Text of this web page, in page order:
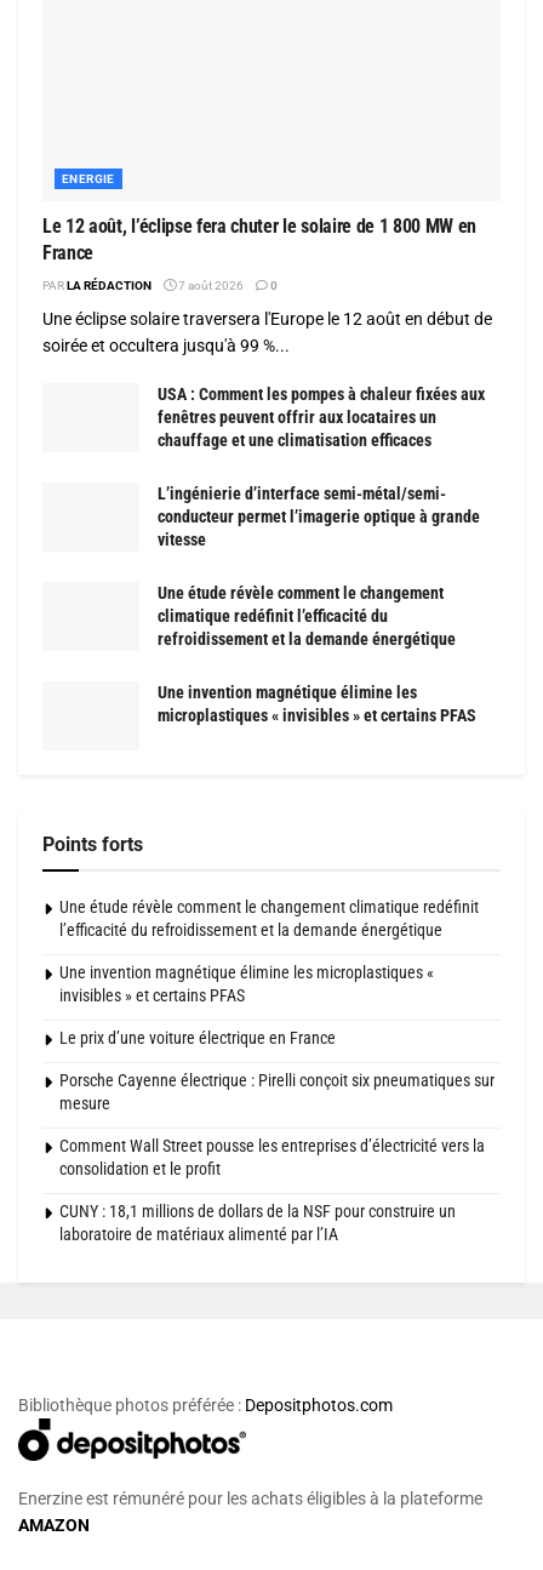
ENERGIE
Le 12 août, l’éclipse fera chuter le solaire de 1 800 MW en
France
PARLA RÉDACTION 7 août 2026 0
Une éclipse solaire traversera l'Europe le 12 août en début de
soirée et occultera jusqu'à 99 %...
USA : Comment les pompes à chaleur fixées aux
fenêtres peuvent offrir aux locataires un
chauffage et une climatisation efficaces
L’ingénierie d’interface semi-métal/semi-
conducteur permet l’imagerie optique à grande
vitesse
Une étude révèle comment le changement
climatique redéfinit l’efficacité du
refroidissement et la demande énergétique
Une invention magnétique élimine les
microplastiques « invisibles » et certains PFAS
Points forts
Une étude révèle comment le changement climatique redéfinit
l’efficacité du refroidissement et la demande énergétique
Une invention magnétique élimine les microplastiques «
invisibles » et certains PFAS
Le prix d’une voiture électrique en France
Porsche Cayenne électrique : Pirelli conçoit six pneumatiques sur
mesure
Comment Wall Street pousse les entreprises d’électricité vers la
consolidation et le profit
CUNY : 18,1 millions de dollars de la NSF pour construire un
laboratoire de matériaux alimenté par l’IA
Bibliothèque photos préférée : Depositphotos.com
Enerzine est rémunéré pour les achats éligibles à la plateforme
AMAZON